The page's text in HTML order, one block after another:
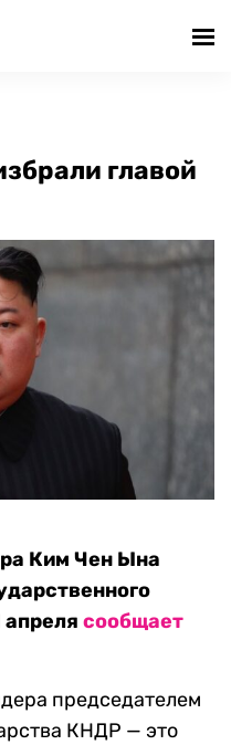
главой
Ким Чен Ына
сообщает
председателем
КНДР — это